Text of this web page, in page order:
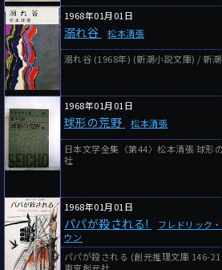
1968年01月01日
溺れ谷 松本清張
溺れ谷 (1968年) (新潮小説文庫) / 新
1968年01月01日
球形の荒野 松本清張
日本文学全集〈第44〉松本清張 球
社
1968年01月01日
パパが殺される!
フレドリック
ウン
パパが殺される (創元推理文庫 146-
東京創元社